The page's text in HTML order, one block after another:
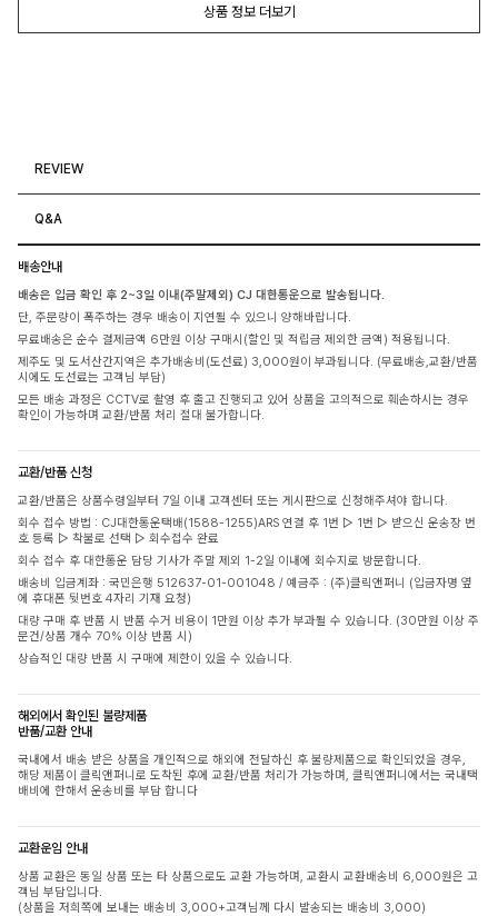
상품 정보 더보기
REVIEW
Q&A
배송안내
배송은 입금 확인 후 2~3일 이내(주말제외) CJ 대한통운으로 발송됩니다.
단, 주문량이 폭주하는 경우 배송이 지연될 수 있으니 양해바랍니다.
무료배송은 순수 결제금액 6만원 이상 구매시(할인 및 적립금 제외한 금액) 적용됩니다.
제주도 및 도서산간지역은 추가배송비(도선료) 3,000원이 부과됩니다. (무료배송,교환/반품
시에도 도선료는 고객님 부담)
모든 배송 과정은 CCTV로 촬영 후 출고 진행되고 있어 상품을 고의적으로 훼손하시는 경우
확인이 가능하며 교환/반품 처리 절대 불가합니다.
교환/반품 신청
교환/반품은 상품수령일부터 7일 이내 고객센터 또는 게시판으로 신청해주셔야 합니다.
회수 접수 방법 : CJ대한통운택배(1588-1255)ARS 연결 후 1번 ▷ 1번 ▷ 받으신 운송장 번
호 등록 ▷ 착불로 선택 ▷ 회수접수 완료
회수 접수 후 대한통운 담당 기사가 주말 제외 1-2일 이내에 회수지로 방문합니다.
배송비 입금계좌 : 국민은행 512637-01-001048 / 예금주 : (주)클릭앤퍼니 (입금자명 옆
에 휴대폰 뒷번호 4자리 기재 요청)
대량 구매 후 반품 시 반품 수거 비용이 1만원 이상 추가 부과될 수 있습니다. (30만원 이상 주
문건/상품 개수 70% 이상 반품 시)
상습적인 대량 반품 시 구매에 제한이 있을 수 있습니다.
해외에서 확인된 불량제품
반품/교환 안내
국내에서 배송 받은 상품을 개인적으로 해외에 전달하신 후 불량제품으로 확인되었을 경우,
해당 제품이 클릭앤퍼니로 도착된 후에 교환/반품 처리가 가능하며, 클릭앤퍼니에서는 국내택
배비에 한해서 운송비를 부담 합니다
교환운임 안내
상품 교환은 동일 상품 또는 타 상품으로도 교환 가능하며, 교환시 교환배송비 6,000원은 고
객님 부담입니다.
(상품을 저희쪽에 보내는 배송비 3,000+고객님께 다시 발송되는 배송비 3,000)